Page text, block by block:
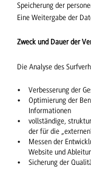
Speicherung der
Eine Weitergabe der
Zweck und Dauer der
Die Analyse des
Verbesserung der
Optimierung der
Informationen
vollständige,
der für die
Messen der
Website und
Sicherung der